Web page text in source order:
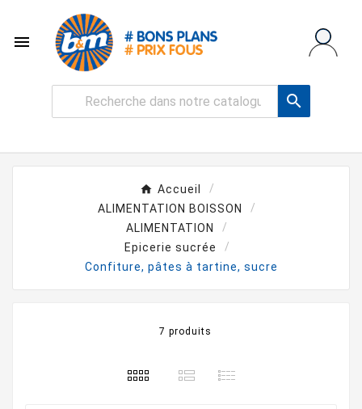


Accueil
ALIMENTATION BOISSON
ALIMENTATION
Epicerie sucrée
Confiture, pâtes à tartine, sucre
7 produits